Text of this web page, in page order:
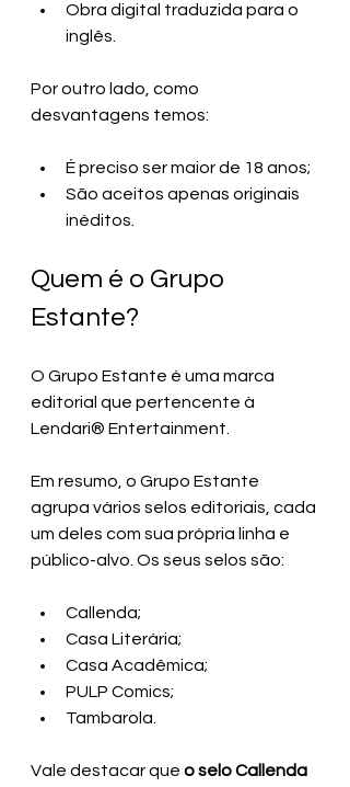
Obra digital traduzida para o
inglês.
Por outro lado, como
desvantagens temos:
É preciso ser maior de 18 anos;
São aceitos apenas originais
inéditos.
Quem é o Grupo
Estante?
O Grupo Estante é uma marca
editorial que pertencente à
Lendari® Entertainment.
Em resumo, o Grupo Estante
agrupa vários selos editoriais, cada
um deles com sua própria linha e
público-alvo. Os seus selos são:
Callenda;
Casa Literária;
Casa Acadêmica;
PULP Comics;
Tambarola.
Vale destacar que o selo Callenda